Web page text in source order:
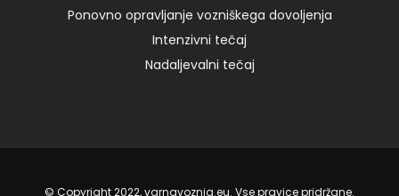
Ponovno opravljanje vozniškega dovoljenja
Intenzivni tečaj
Nadaljevalni tečaj
© Copyright 2022, varnavoznja.eu. Vse pravice pridržane.